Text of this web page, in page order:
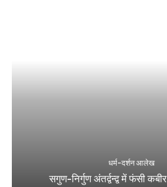
धर्म-दर्शन आलेख
सगुण-निर्गुण अंतर्द्वन्द्व में फंसी